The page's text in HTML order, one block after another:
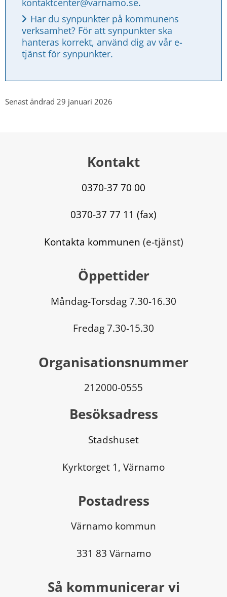
kontaktcenter@varnamo.se.
Har du synpunkter på kommunens
verksamhet? För att synpunkter ska
hanteras korrekt, använd dig av vår e-
tjänst för synpunkter.
Senast ändrad 29 januari 2026
Kontakt
0370-37 70 00
0370-37 77 11 (fax)
Kontakta kommunen (e-tjänst)
Öppettider
Måndag-Torsdag 7.30-16.30
Fredag 7.30-15.30
Organisationsnummer
212000-0555
Besöksadress
Stadshuset
Kyrktorget 1, Värnamo
Postadress
Värnamo kommun
331 83 Värnamo
Så kommunicerar vi